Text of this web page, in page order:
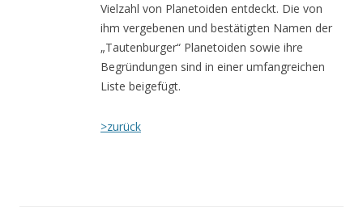
Vielzahl von Planetoiden entdeckt. Die von
ihm vergebenen und bestätigten Namen der
„Tautenburger“ Planetoiden sowie ihre
Begründungen sind in einer umfangreichen
Liste beigefügt.
>zurück